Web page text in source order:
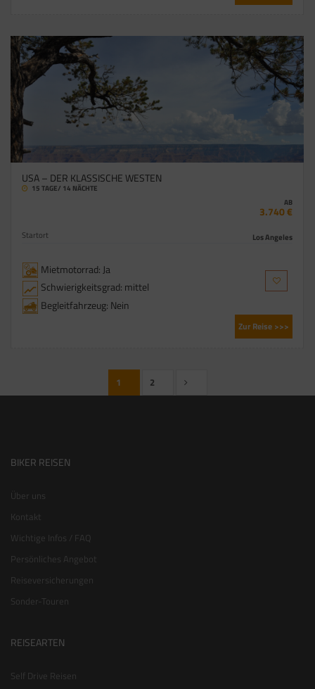
USA – DER KLASSISCHE WESTEN
15 TAGE/ 14 NÄCHTE
AB
3.740 €
Startort Los Angeles
Mietmotorrad: Ja
Schwierigkeitsgrad: mittel
Begleitfahrzeug: Nein
Zur Reise >>>
1 2
BIKER REISEN
Über uns
Kontakt
Wichtige Infos / FAQ
Persönliches Angebot
Reiseversicherungen
Sonder-Touren
REISEARTEN
Self Drive Reisen